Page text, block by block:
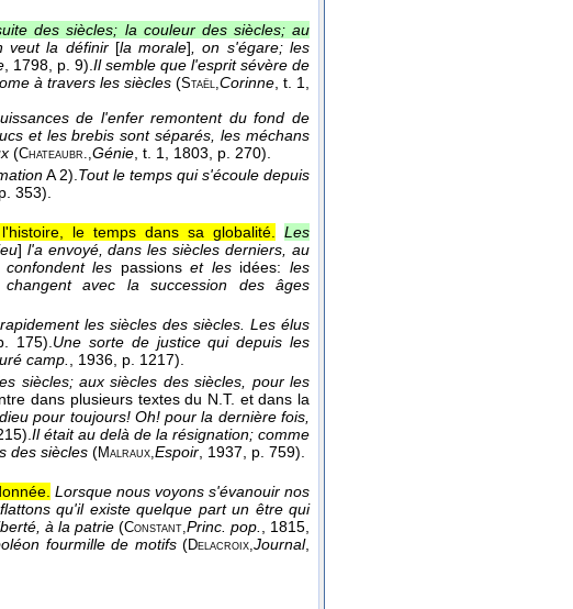
des siècles; la couleur des siècles; au
veut la définir[la morale] , on s'égare; les
, 1798 , p. 9). Il semble que l'esprit sévère de
à travers les siècles(Staël, Corinne, t. 1
de l'enfer remontent du fond de
et les brebis sont séparés, les méchans
(Chateaubr., Génie , t. 1 , 1803 , p. 270).
A 2). Tout le temps qui s'écoule depuis
p. 353).
le temps dans sa globalité.
Les
] l'a envoyé, dans les siècles derniers, au
confondent les passionset lesidées:les
avec la succession des âges
les siècles des siècles. Les élus
175). Une sorte de justice qui depuis les
camp. , 1936 , p. 1217).
siècles; aux siècles des siècles, pour les
dans plusieurs textes du N.T. et dans la
pour toujours! Oh! pour la dernière fois,
Il était au delà de la résignation; comme
des siècles (Malraux, Espoir , 1937 , p. 759).
Lorsque nous voyons s'évanouir nos
qu'il existe quelque part un être qui
à la patrie (Constant, Princ. pop. , 1815
fourmille de motifs(Delacroix,Journal,